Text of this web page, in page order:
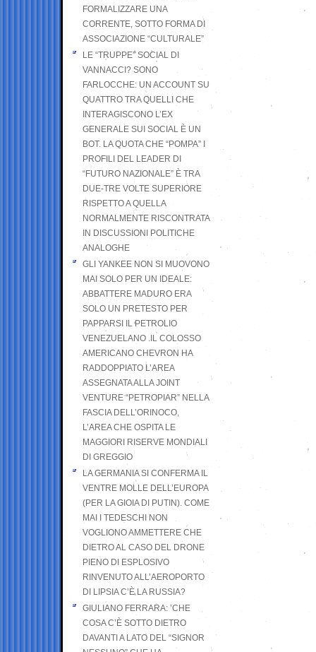
FORMALIZZARE UNA
CORRENTE, SOTTO FORMA DI
ASSOCIAZIONE “CULTURALE”
LE “TRUPPE” SOCIAL DI
VANNACCI? SONO
FARLOCCHE: UN ACCOUNT SU
QUATTRO TRA QUELLI CHE
INTERAGISCONO L’EX
GENERALE SUI SOCIAL È UN
BOT. LA QUOTA CHE “POMPA” I
PROFILI DEL LEADER DI
“FUTURO NAZIONALE” È TRA
DUE-TRE VOLTE SUPERIORE
RISPETTO A QUELLA
NORMALMENTE RISCONTRATA
IN DISCUSSIONI POLITICHE
ANALOGHE
GLI YANKEE NON SI MUOVONO
MAI SOLO PER UN IDEALE:
ABBATTERE MADURO ERA
SOLO UN PRETESTO PER
PAPPARSI IL PETROLIO
VENEZUELANO .IL COLOSSO
AMERICANO CHEVRON HA
RADDOPPIATO L’AREA
ASSEGNATA ALLA JOINT
VENTURE “PETROPIAR” NELLA
FASCIA DELL’ORINOCO,
L’AREA CHE OSPITA LE
MAGGIORI RISERVE MONDIALI
DI GREGGIO
LA GERMANIA SI CONFERMA IL
VENTRE MOLLE DELL’EUROPA
(PER LA GIOIA DI PUTIN). COME
MAI I TEDESCHI NON
VOGLIONO AMMETTERE CHE
DIETRO AL CASO DEL DRONE
PIENO DI ESPLOSIVO
RINVENUTO ALL’AEROPORTO
DI LIPSIA C’È LA RUSSIA?
GIULIANO FERRARA: ’CHE
COSA C’È SOTTO DIETRO
DAVANTI A LATO DEL “SIGNOR